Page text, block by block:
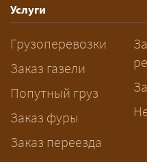
рабочих дней.
рассчитает
подготовку
Услуги
Грузоперевозки
Заказ газели
Попутный груз
Заказ фуры
Заказ переезда